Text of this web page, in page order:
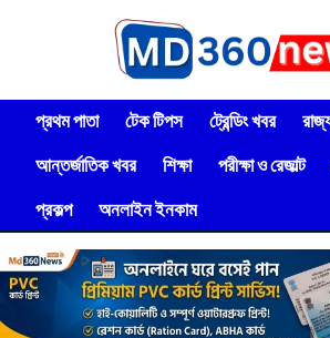
প্রথম পাতা টেক টিপস ট্রেন্ডিং খবর
আন্তর্জাতিক খবর
শিক্ষা পরীক্ষা ও রেজাল্ট
প্রকল্প
অনলাইন ইনকাম